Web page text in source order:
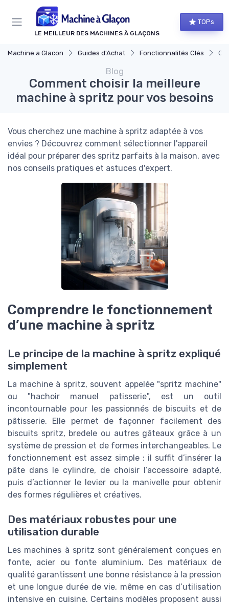
LE MEILLEUR DES MACHINES À GLAÇONS
TOPs
Machine a Glacon Guides d'Achat Fonctionnalités Clés
Blog
Comment choisir la meilleure
machine à spritz pour vos besoins
Vous cherchez une machine à spritz adaptée à vos
envies ? Découvrez comment sélectionner l'appareil
idéal pour préparer des spritz parfaits à la maison, avec
nos conseils pratiques et astuces d'expert.
Comprendre le fonctionnement
d’une machine à spritz
Le principe de la machine à spritz expliqué
simplement
La machine à spritz, souvent appelée "spritz machine"
ou "hachoir manuel patisserie", est un outil
incontournable pour les passionnés de biscuits et de
pâtisserie. Elle permet de façonner facilement des
biscuits spritz, bredele ou autres gâteaux grâce à un
système de pression et de formes interchangeables. Le
fonctionnement est assez simple : il suffit d’insérer la
pâte dans le cylindre, de choisir l’accessoire adapté,
puis d’actionner le levier ou la manivelle pour obtenir
des formes régulières et créatives.
Des matériaux robustes pour une
utilisation durable
Les machines à spritz sont généralement conçues en
fonte, acier ou fonte aluminium. Ces matériaux de
qualité garantissent une bonne résistance à la pression
et une longue durée de vie, même en cas d’utilisation
intensive en cuisine. Certains modèles proposent aussi
Panneau de gestion des cookies